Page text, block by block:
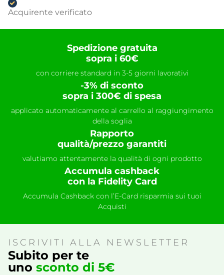
Acquirente verificato
Spedizione gratuita
sopra i 60€
con corriere standard in 3-5 giorni lavorativi
-3% di sconto
sopra i 300€ di spesa
applicato automaticamente al carrello al raggiungimento
della soglia
Rapporto
qualità/prezzo garantiti
valutiamo attentamente la qualità di ogni prodotto
Accumula cashback
con la Fidelity Card
Accumula Cashback con l’E-Card risparmia sui tuoi
Acquisti
ISCRIVITI ALLA NEWSLETTER
Subito per te
uno sconto di 5€